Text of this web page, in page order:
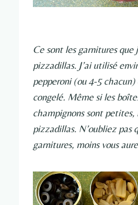
Ce sont les garnitures que
pizzadillas. J’ai utilisé
pepperoni (ou 4-5
congelé. Même si les
champignons sont petites,
pizzadillas. N’oubliez pas
garnitures, moins vous